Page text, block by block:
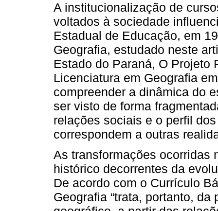
A institucionalização de
voltados à sociedade
Estadual de Educação, em
Geografia, estudado neste
Estado do Paraná, O Projeto
Licenciatura em Geografia
compreender a dinâmica do
ser visto de forma
relações sociais e o perfil
correspondem a outras
As transformações ocorridas
histórico decorrentes da
De acordo com o Currículo
Geografia “trata, portanto,